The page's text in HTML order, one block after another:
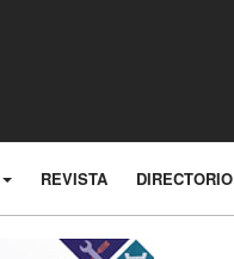
REVISTA DIRECTORIO